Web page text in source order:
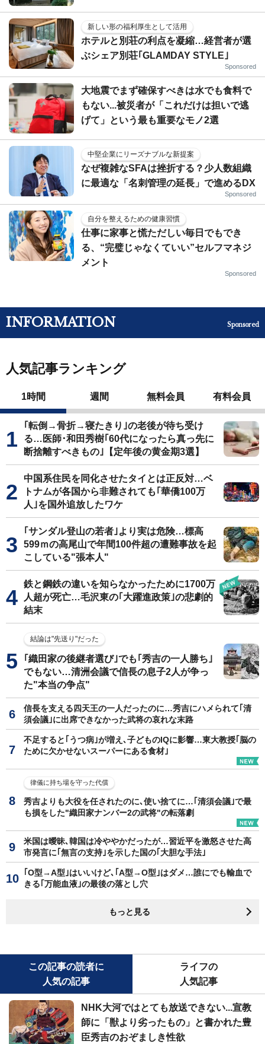
新しい形の福利厚生として活用
ホテルと別荘の利点を凝縮…経営者が選
ぶシェア別荘｢GLAMDAY STYLE｣
Sponsored
大地震でまず確保すべきは水でも食料で
もない...被災者が「これだけは担いで逃
げて」という最も重要なモノ2選
中堅企業にリーズナブルな新提案
なぜ複雑なSFAは挫折する？少人数組織
に最適な「名刺管理の延長」で進めるDX
Sponsored
自分を整えるための健康習慣
仕事に家事と慌ただしい毎日でもでき
る、“完璧じゃなくていい”セルフマネジ
メント
Sponsored
INFORMATION Sponsored
人気記事ランキング
1時間 週間 無料会員 有料会員
｢転倒→骨折→寝たきり｣の老後が待ち受け
る…医師･和田秀樹｢60代になったら真っ先に
断捨離すべきもの｣【定年後の黄金期3選】
中国系住民を同化させたタイとは正反対…ベ
トナムが各国から非難されても｢華僑100万
人｣を国外追放したワケ
｢サンダル登山の若者｣より実は危険…標高
599ｍの高尾山で年間100件超の遭難事故を起
こしている"張本人"
鉄と鋼鉄の違いを知らなかったために1700万
人超が死亡…毛沢東の｢大躍進政策｣の悲劇的
結末
結論は"先送り"だった
｢織田家の後継者選び｣でも｢秀吉の一人勝ち｣
でもない…清洲会議で信長の息子2人が争っ
た"本当の争点"
信長を支える四天王の一人だったのに…秀吉にハメられて｢清
須会議｣に出席できなかった武将の哀れな末路
不足すると｢うつ病｣が増え､子どものIQに影響…東大教授｢脳の
ために欠かせないスーパーにある食材｣
律儀に持ち場を守った代償
秀吉よりも大役を任されたのに､使い捨てに…｢清須会議｣で最
も損をした"織田家ナンバー2の武将"の転落劇
米国は曖昧､韓国は冷ややかだったが…習近平を激怒させた高
市発言に｢無言の支持｣を示した国の｢大胆な手法｣
｢O型→A型｣はいいけど､｢A型→O型｣はダメ…誰にでも輸血で
きる｢万能血液｣の最後の落とし穴
もっと見る
この記事の読者に
人気の記事
ライフの
人気記事
NHK大河ではとても放送できない...宣教
師に「獣より劣ったもの」と書かれた豊
臣秀吉のおぞましき性欲